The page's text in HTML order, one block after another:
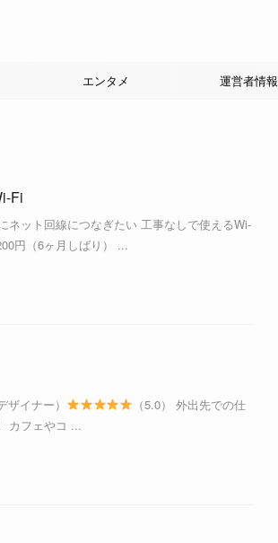
エンタメ 運営者情報
Fi
ネット回線につなぎたい 工事なしで使えるWi-
円（6ヶ月しばり） ...
イナー）
（5.0） 外出先での仕
カフェやコ ...